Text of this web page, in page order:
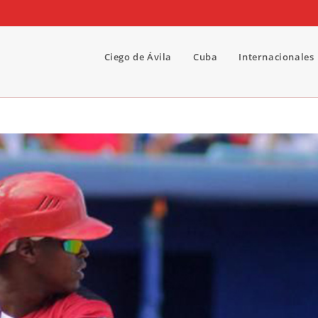
Ciego de Ávila Cuba Internacionales